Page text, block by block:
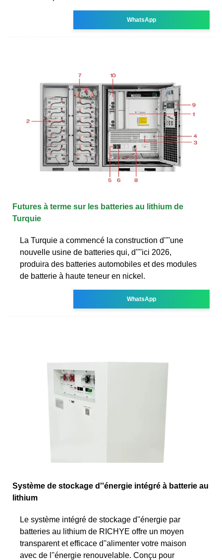
WhatsApp
Futures à terme sur les batteries au lithium de
Turquie
La Turquie a commencé la construction d''''une
nouvelle usine de batteries qui, d''''ici 2026,
produira des batteries automobiles et des modules
de batterie à haute teneur en nickel.
WhatsApp
Système de stockage d''énergie intégré à batterie au
lithium
Le système intégré de stockage d''énergie par
batteries au lithium de RICHYE offre un moyen
transparent et efficace d''alimenter votre maison
avec de l''énergie renouvelable. Conçu pour